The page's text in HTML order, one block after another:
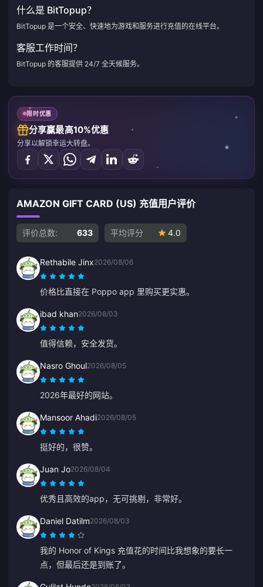
什么是 BitTopup？
BitTopup 是一个安全、快速地为游戏和服务进行充值的在线平台。
客服工作时间？
BitTopup 的客服提供 24/7 全天候服务。
限时优惠
分享赢最高10%优惠
分享以解锁幸运大转盘。
AMAZON GIFT CARD (US) 充值用户评价
评价总数: 633 平均评分 4.0
Rethabile Jinx2026/08/06
价格比直接在 Poppo app 里购买更实惠。
ibad khan2026/08/03
值得信赖，安全发货。
Nasro Ghoul2026/08/05
2026年最好的网站。
Mansoor Ahadi2026/08/05
挺好的，很赞。
Juan Jo2026/08/04
优秀且高效的app，无可挑剔，非常好。
Daniel Datilm2026/08/03
我的 Honor of Kings 充值花的时间比我想象的要长一
点，但最后还是到账了。